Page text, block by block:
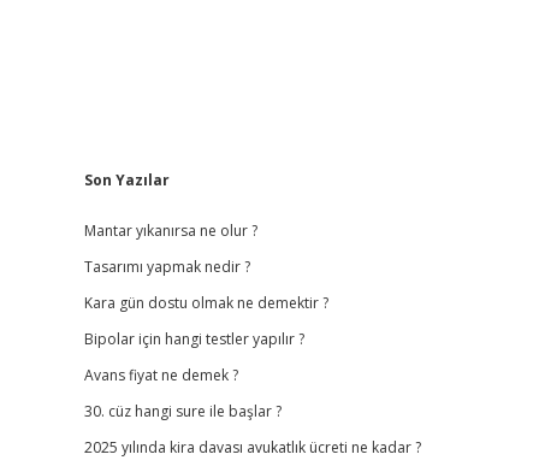
Sidebar
Son Yazılar
Mantar yıkanırsa ne olur ?
Tasarımı yapmak nedir ?
Kara gün dostu olmak ne demektir ?
Bipolar için hangi testler yapılır ?
Avans fiyat ne demek ?
30. cüz hangi sure ile başlar ?
2025 yılında kira davası avukatlık ücreti ne kadar ?